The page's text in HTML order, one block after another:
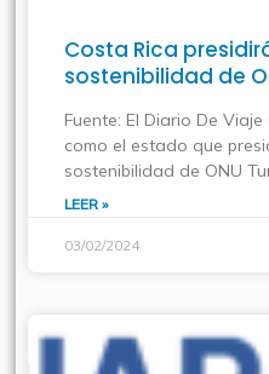
Costa Rica
sostenibilidad de
Fuente: El Diario De
como el estado que
sostenibilidad de ONU
LEER »
03/02/2024